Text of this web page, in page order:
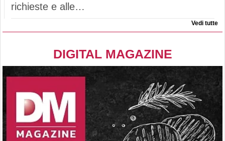
richieste e alle…
Vedi tutte
DIGITAL MAGAZINE